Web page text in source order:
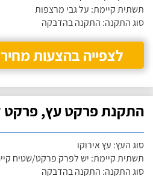
תשתית קיימת: על גבי מרצפות
סוג התקנה: התקנה בהדבקה
לצפייה בהצעות מחיר
התקנת פרקט עץ, פרקט
סוג העץ: עץ אירוקו
תשתית קיימת: יש לפרק פרקט/שטיח
סוג התקנה: התקנה בהדבקה